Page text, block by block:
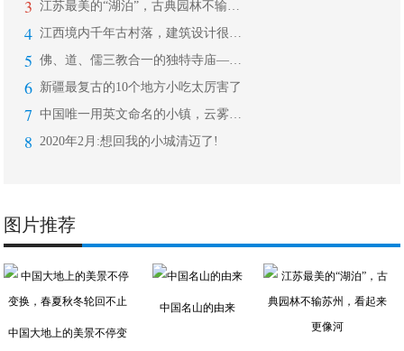
3 江苏最美的“湖泊”，古典园林不输苏州
4 江西境内千年古村落，建筑设计很有特点
5 佛、道、儒三教合一的独特寺庙——悬空
6 新疆最复古的10个地方小吃太厉害了
7 中国唯一用英文命名的小镇，云雾缭绕，
8 2020年2月:想回我的小城清迈了!
图片推荐
中国大地上的美景不停变
中国名山的由来